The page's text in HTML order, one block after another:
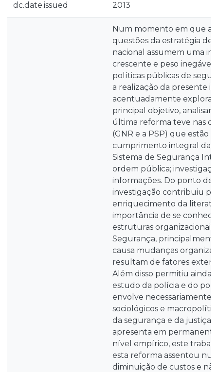
dc.date.issued 2013
Num momento em que a
questões da estratégia de
nacional assumem uma
crescente e peso inegável
políticas públicas de
a realização da presente
acentuadamente
principal objetivo, analisar
última reforma teve nas
(GNR e a PSP) que estão
cumprimento integral das
Sistema de Segurança
ordem pública;
informações. Do ponto de
investigação contribuiu
enriquecimento da
importância de se
estruturas organizacionais
Segurança,
causa mudanças
resultam de fatores
Além disso permitiu ainda
estudo da polícia e do
envolve necessariamente
sociológicos e
da segurança e da justiça
apresenta em
nível empírico, este
esta reforma assentou
diminuição de custos e